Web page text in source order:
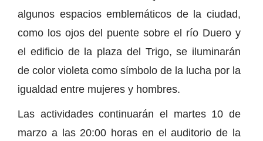
algunos espacios emblemáticos de la ciudad,
como los ojos del puente sobre el río Duero y
el edificio de la plaza del Trigo, se iluminarán
de color violeta como símbolo de la lucha por la
igualdad entre mujeres y hombres.
Las actividades continuarán el martes 10 de
marzo a las 20:00 horas en el auditorio de la